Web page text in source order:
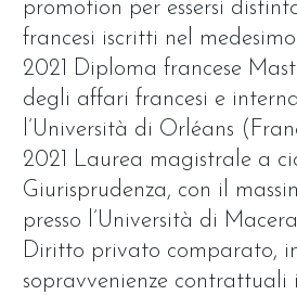
promotion per essersi
francesi iscritti nel
2021 Diploma francese
degli affari francesi e
l’Università di Orléans
2021 Laurea magistrale a
Giurisprudenza, con il
presso l’Università di
Diritto privato comparato,
sopravvenienze contrattuali